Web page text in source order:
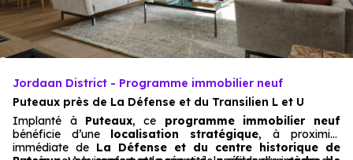
Jordaan District - Programme immobilier neuf
Puteaux près de La Défense et du Transilien L et U
Implanté à Puteaux, ce programme immobilier neuf
bénéficie d’une localisation stratégique, à proximité
immédiate de La Défense et du centre historique de